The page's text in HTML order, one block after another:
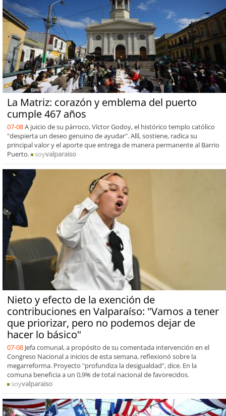
La Matriz: corazón y emblema del puerto
cumple 467 años
07-08A juicio de su párroco, Víctor Godoy, el histórico templo católico
"despierta un deseo genuino de ayudar". Allí, sostiene, radica su
principal valor y el aporte que entrega de manera permanente al Barrio
Puerto.
soyvalparaiso
Nieto y efecto de la exención de
contribuciones en Valparaíso: "Vamos a tener
que priorizar, pero no podemos dejar de
hacer lo básico"
07-08 Jefa comunal, a propósito de su comentada intervención en el
Congreso Nacional a inicios de esta semana, reflexionó sobre la
megarreforma. Proyecto "profundiza la desigualdad", dice. En la
comuna beneficia a un 0,9% de total nacional de favorecidos.
soyvalparaiso